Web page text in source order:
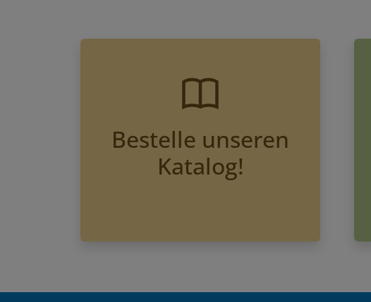
Bestelle unseren
Katalog!